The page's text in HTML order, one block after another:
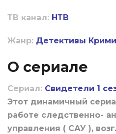
ТВ канал: НТВ
Жанр: Детективы
О сериале
Сериал: Свидетели 1
Этот динамичный
работе следственно-
управления ( САУ ),